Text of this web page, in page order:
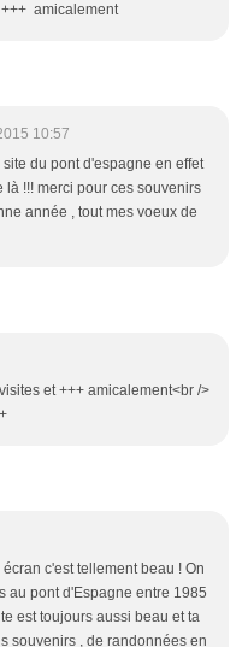
amicalement
10:57
du pont d'espagne en effet
!!! merci pour ces souvenirs
année , tout mes voeux de
et +++ amicalement<br />
c'est tellement beau ! On
au pont d'Espagne entre 1985
est toujours aussi beau et ta
souvenirs , de randonnées en